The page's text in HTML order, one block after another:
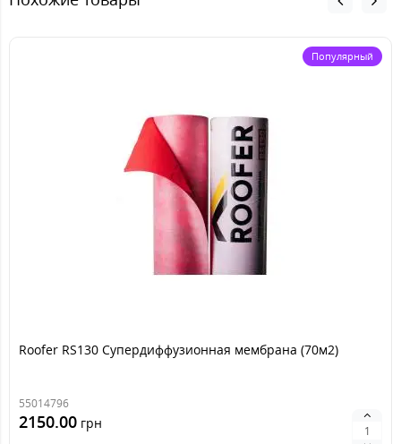
Популярный
Roofer RS130 Супердиффузионная мембрана (70м2)
55014796
2150.00 грн